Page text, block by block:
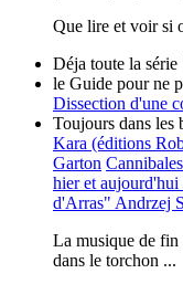
Que lire et voir si
Déja toute la
le Guide pour ne
Dissection d'une
Toujours dans les
Kara (éditions
Garton
hier et
d'Arras" Andrzej
La musique de
dans le torchon ...